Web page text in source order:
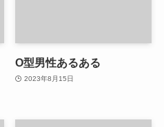
O型男性あるある
2023年8月15日